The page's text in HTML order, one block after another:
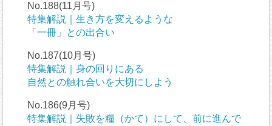
No.188(11月号)
特集解説｜生き方を変えるような
「一冊」との出合い
No.187(10月号)
特集解説｜身の回りにある
自然との触れ合いを大切にしよう
No.186(9月号)
特集解説｜失敗を糧（かて）にして、前に進んで